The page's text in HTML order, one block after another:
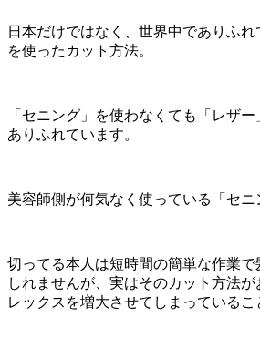
日本だけではなく、世界中でありふれ
を使ったカット方法。
「セニング」を使わなくても「レザ
ありふれています。
美容師側が何気なく使っている「セニ
切ってる本人は短時間の簡単な作業
しれませんが、実はそのカット方法
レックスを増大させてしまっているこ